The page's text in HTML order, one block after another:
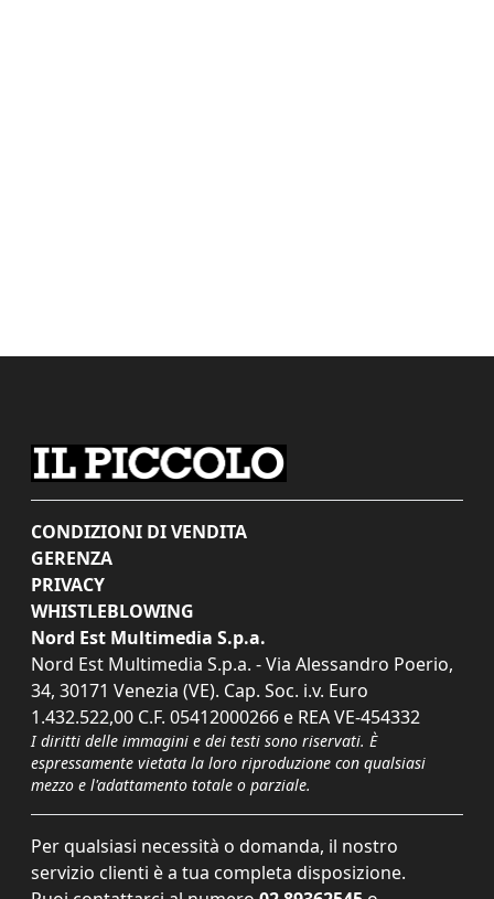
CONDIZIONI DI VENDITA
GERENZA
PRIVACY
WHISTLEBLOWING
Nord Est Multimedia S.p.a.
Nord Est Multimedia S.p.a. - Via Alessandro Poerio,
34, 30171 Venezia (VE). Cap. Soc. i.v. Euro
1.432.522,00 C.F. 05412000266 e REA VE-454332
I diritti delle immagini e dei testi sono riservati. È
espressamente vietata la loro riproduzione con qualsiasi
mezzo e l'adattamento totale o parziale.
Per qualsiasi necessità o domanda, il nostro
servizio clienti è a tua completa disposizione.